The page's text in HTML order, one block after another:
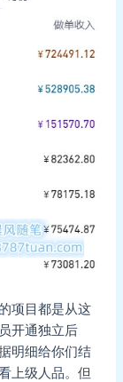
项目都是从这
开通独立后
明细给你们结
上级人品。但